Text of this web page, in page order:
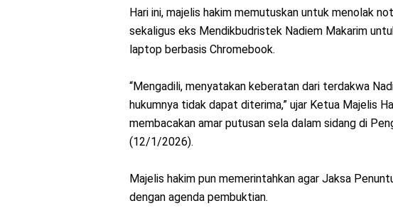
Hari ini, majelis hakim memutuskan untuk menolak
sekaligus eks Mendikbudristek Nadiem Makarim
laptop berbasis Chromebook.
“Mengadili, menyatakan keberatan dari terdakwa
hukumnya tidak dapat diterima,” ujar Ketua Majelis
membacakan amar putusan sela dalam sidang di
(12/1/2026).
Majelis hakim pun memerintahkan agar Jaksa
dengan agenda pembuktian.